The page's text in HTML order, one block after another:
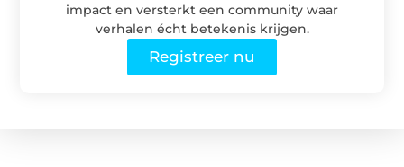
impact en versterkt een community waar
verhalen écht betekenis krijgen.
Registreer nu